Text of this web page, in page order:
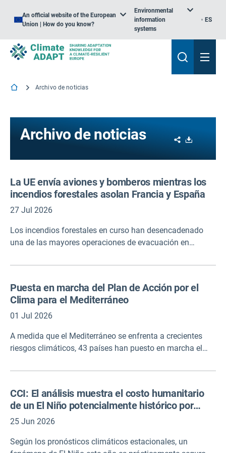
An official website of the European
Union | How do you know?
Environmental
information
systems
ES
Archivo de noticias
Archivo de noticias Share
La UE envía aviones y bomberos mientras los
incendios forestales asolan Francia y España
27 Jul 2026
Los incendios forestales en curso han desencadenado
una de las mayores operaciones de evacuación en
Francia y España. Como parte de las medidas de
protección civil de la UE, antes de la temporada de
incendios forestales de este año, los equipos de extinción
de incendios de otros países europeos ya habían sido
comenzaran los incendios. Les permitió reforzar a los
respondedores nacionales de inmediato.
Puesta en marcha del Plan de Acción por el
Clima para el Mediterráneo
01 Jul 2026
A medida que el Mediterráneo se enfrenta a crecientes
riesgos climáticos, 43 países han puesto en marcha el
el marco de la Unión por el Mediterráneo (UpM). Esto
políticos de aumentar la ambición climática, la
adaptación y la resiliencia, la movilización de la
financiación de la lucha contra el cambio climático, la
transición justa en el Mediterráneo.
CCI: El análisis muestra el costo humanitario
de un El Niño potencialmente histórico por
venir
25 Jun 2026
Según los pronósticos climáticos estacionales, un